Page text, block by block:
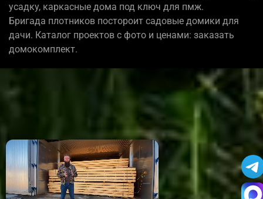
усадку, каркасные дома под ключ для пмж.
Бригада плотников постороит садовые домики для
дачи. Каталог проектов с фото и ценами: заказать
домокомплект.